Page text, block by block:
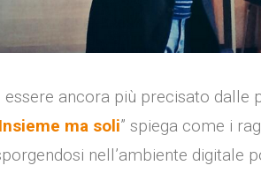
ancora più precisato dalle
Insieme ma soli” spiega come i
nell’ambiente digitale